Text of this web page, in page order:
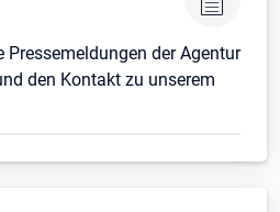
Pressemeldungen der Agentur
den Kontakt zu unserem